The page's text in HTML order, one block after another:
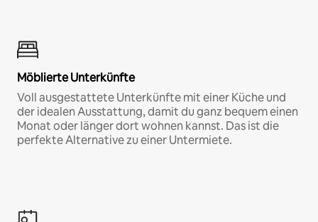
Möblierte Unterkünfte
Voll ausgestattete Unterkünfte mit einer Küche und
der idealen Ausstattung, damit du ganz bequem einen
Monat oder länger dort wohnen kannst. Das ist die
perfekte Alternative zu einer Untermiete.